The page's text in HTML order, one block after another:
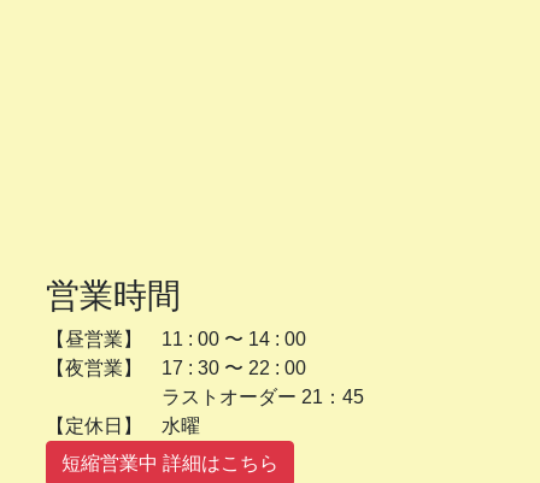
営業時間
【昼営業】 11 : 00 〜 14 : 00
【夜営業】 17 : 30 〜 22 : 00
ラストオーダー 21：45
【定休日】 水曜
短縮営業中 詳細はこちら